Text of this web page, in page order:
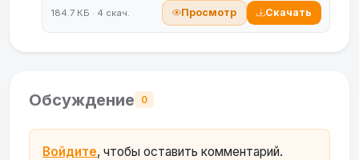
184.7 КБ · 4 скач. Просмотр Скачать
Обсуждение 0
Войдите, чтобы оставить комментарий.